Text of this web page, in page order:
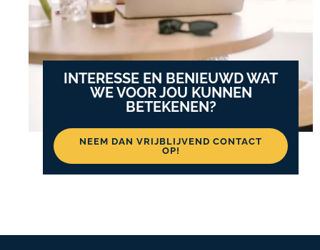
INTERESSE EN BENIEUWD WAT
WE VOOR JOU KUNNEN
BETEKENEN?
NEEM DAN VRIJBLIJVEND CONTACT
OP!